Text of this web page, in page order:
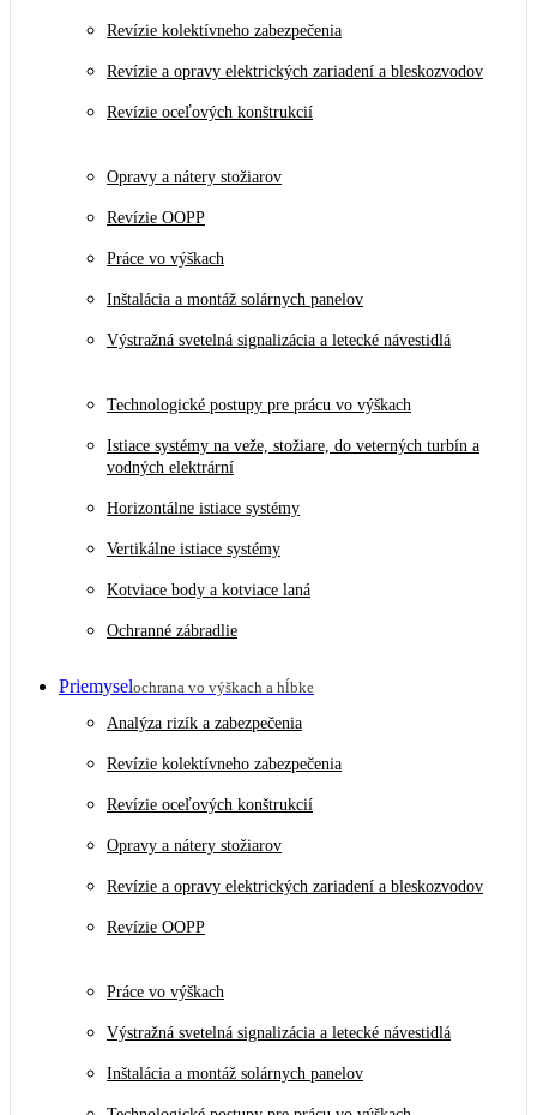
Revízie kolektívneho zabezpečenia
Revízie a opravy elektrických zariadení a bleskozvodov
Revízie oceľových konštrukcií
Opravy a nátery stožiarov
Revízie OOPP
Práce vo výškach
Inštalácia a montáž solárnych panelov
Výstražná svetelná signalizácia a letecké návestidlá
Technologické postupy pre prácu vo výškach
Istiace systémy na veže, stožiare, do veterných turbín a
vodných elektrární
Horizontálne istiace systémy
Vertikálne istiace systémy
Kotviace body a kotviace laná
Ochranné zábradlie
Priemyselochrana vo výškach a hĺbke
Analýza rizík a zabezpečenia
Revízie kolektívneho zabezpečenia
Revízie oceľových konštrukcií
Opravy a nátery stožiarov
Revízie a opravy elektrických zariadení a bleskozvodov
Revízie OOPP
Práce vo výškach
Výstražná svetelná signalizácia a letecké návestidlá
Inštalácia a montáž solárnych panelov